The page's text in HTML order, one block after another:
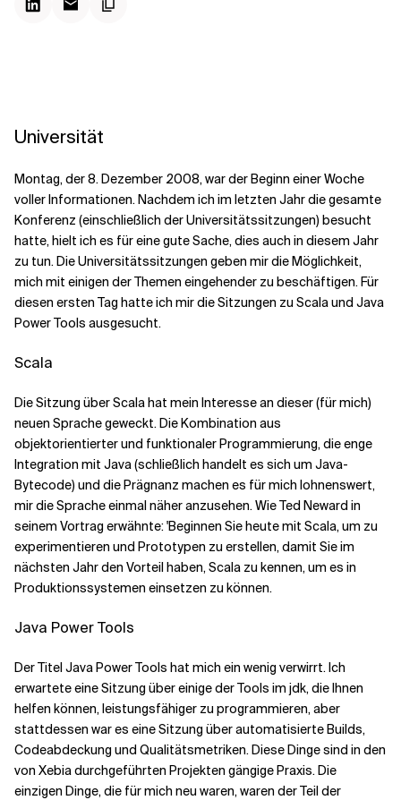
Verwandte Themen
Universität
Montag, der 8. Dezember 2008, war der Beginn einer Woche
voller Informationen. Nachdem ich im letzten Jahr die gesamte
Konferenz (einschließlich der Universitätssitzungen) besucht
hatte, hielt ich es für eine gute Sache, dies auch in diesem Jahr
zu tun. Die Universitätssitzungen geben mir die Möglichkeit,
mich mit einigen der Themen eingehender zu beschäftigen. Für
diesen ersten Tag hatte ich mir die Sitzungen zu Scala und Java
Power Tools ausgesucht.
Scala
Die Sitzung über Scala hat mein Interesse an dieser (für mich)
neuen Sprache geweckt. Die Kombination aus
objektorientierter und funktionaler Programmierung, die enge
Integration mit Java (schließlich handelt es sich um Java-
Bytecode) und die Prägnanz machen es für mich lohnenswert,
mir die Sprache einmal näher anzusehen. Wie Ted Neward in
seinem Vortrag erwähnte: 'Beginnen Sie heute mit Scala, um zu
experimentieren und Prototypen zu erstellen, damit Sie im
nächsten Jahr den Vorteil haben, Scala zu kennen, um es in
Produktionssystemen einsetzen zu können.
Java Power Tools
Der Titel Java Power Tools hat mich ein wenig verwirrt. Ich
erwartete eine Sitzung über einige der Tools im jdk, die Ihnen
helfen können, leistungsfähiger zu programmieren, aber
stattdessen war es eine Sitzung über automatisierte Builds,
Codeabdeckung und Qualitätsmetriken. Diese Dinge sind in den
von Xebia durchgeführten Projekten gängige Praxis. Die
einzigen Dinge, die für mich neu waren, waren der Teil der